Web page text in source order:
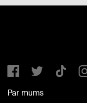
Par mums